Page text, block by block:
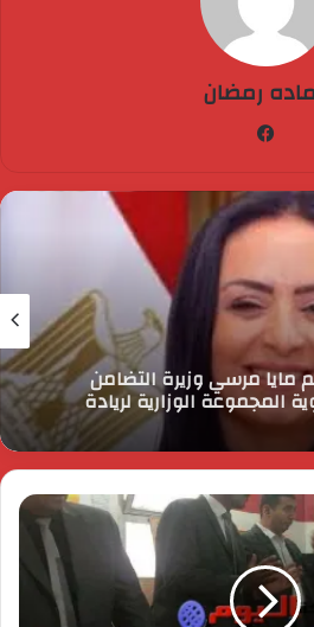
رمضان
ضم مايا مرسي وزيرة التضامن
المجموعة الوزارية لريادة